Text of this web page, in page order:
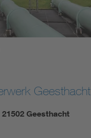
Geesthacht
Geesthacht